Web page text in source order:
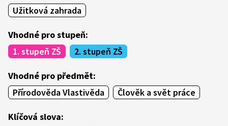
Užitková zahrada
Vhodné pro stupeň:
1. stupeň ZŠ
2. stupeň ZŠ
Vhodné pro předmět:
Přírodověda Vlastivěda
Člověk a svět práce
Klíčová slova: